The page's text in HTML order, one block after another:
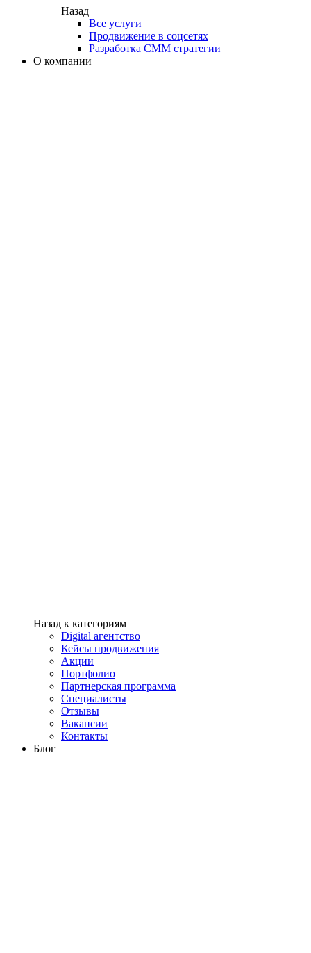
Назад
Все услуги
Продвижение в соцсетях
Разработка СММ стратегии
О компании
Назад к категориям
Digital агентство
Кейсы продвижения
Акции
Портфолио
Партнерская программа
Специалисты
Отзывы
Вакансии
Контакты
Блог